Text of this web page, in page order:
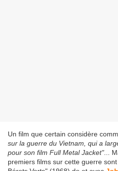
Un film que certain considère
sur la guerre du Vietnam, qui a
pour son film Full Metal Jacket"...
premiers films sur cette guerre